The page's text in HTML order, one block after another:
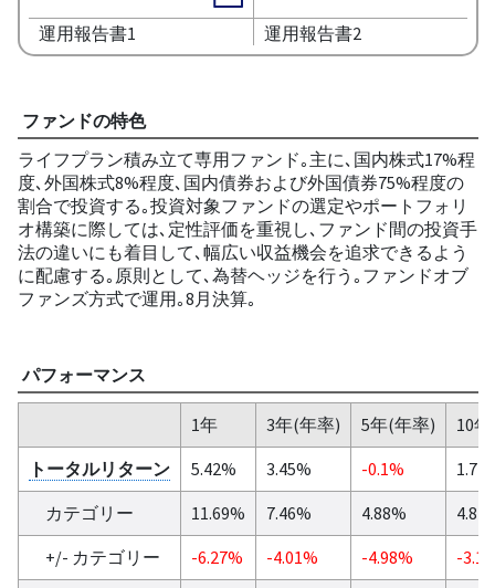
運用報告書1 運用報告書2
ファンドの特色
ライフプラン積み立て専用ファンド｡主に､国内株式17%程
度､外国株式8%程度､国内債券および外国債券75%程度の
割合で投資する｡投資対象ファンドの選定やポートフォリ
オ構築に際しては､定性評価を重視し､ファンド間の投資手
法の違いにも着目して､幅広い収益機会を追求できるよう
に配慮する｡原則として､為替ヘッジを行う｡ファンドオブ
ファンズ方式で運用｡8月決算｡
パフォーマンス
1年 3年(年率) 5年(年率)
10
トータルリターン
5.42% 3.45% -0.1%
カテゴリー
11.69% 7.46% 4.88%
+/- カテゴリー
-6.27% -4.01% -4.98%
-